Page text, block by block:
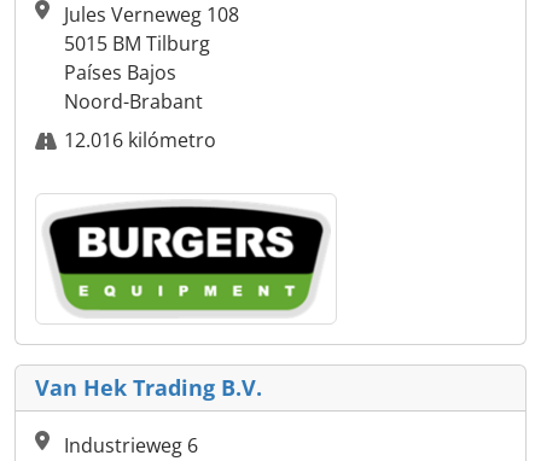
Jules Verneweg 108
5015 BM Tilburg
Países Bajos
Noord-Brabant
12.016 kilómetro
Van Hek Trading B.V.
Industrieweg 6